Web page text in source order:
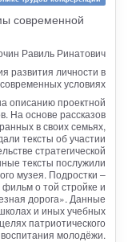
современной
Равиль Ринатович
развития личности в
современных условиях
описанию проектной
На основе рассказов
в своих семьях,
тексты об участии
стратегической
тексты послужили
музея. Подростки –
фильм о той стройке и
дорога». Данные
и иных учебных
патриотического
воспитания молодёжи.